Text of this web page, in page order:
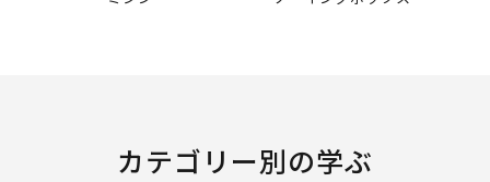
カテゴリー別の学ぶ